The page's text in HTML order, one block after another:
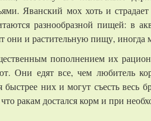
Яванский мох хоть и
разнообразной пищей: в
они и растительную пищу, иногда
пополнением их
Они едят все, чем любитель
них и могут съесть весь
ракам достался корм и при